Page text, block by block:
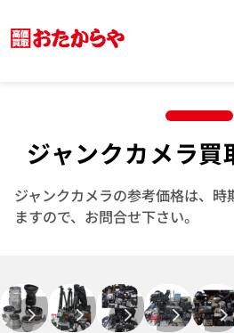
ジャンクカメラ買
ジャンクカメラの参考価格は、
ますので、お問合せ下さい。